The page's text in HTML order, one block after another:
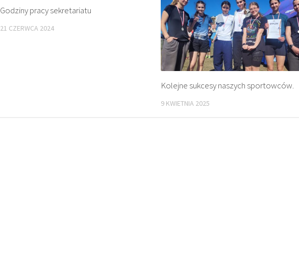
Godziny pracy sekretariatu
21 CZERWCA 2024
Kolejne sukcesy naszych sportowców.
9 KWIETNIA 2025